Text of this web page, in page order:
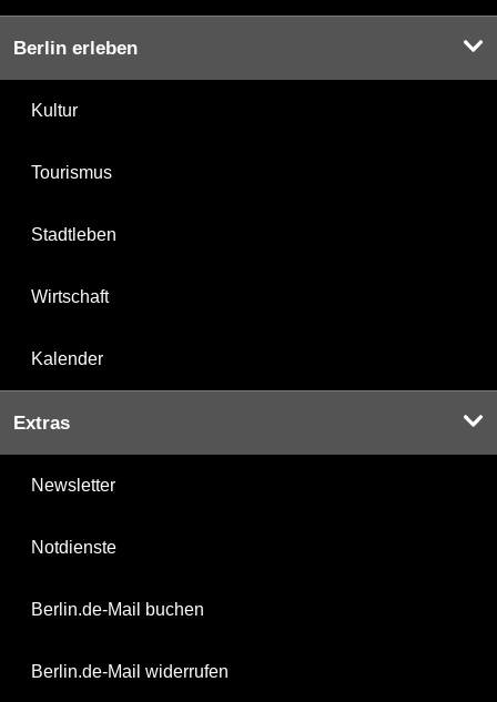
Berlin erleben
Kultur
Tourismus
Stadtleben
Wirtschaft
Kalender
Extras
Newsletter
Notdienste
Berlin.de-Mail buchen
Berlin.de-Mail widerrufen